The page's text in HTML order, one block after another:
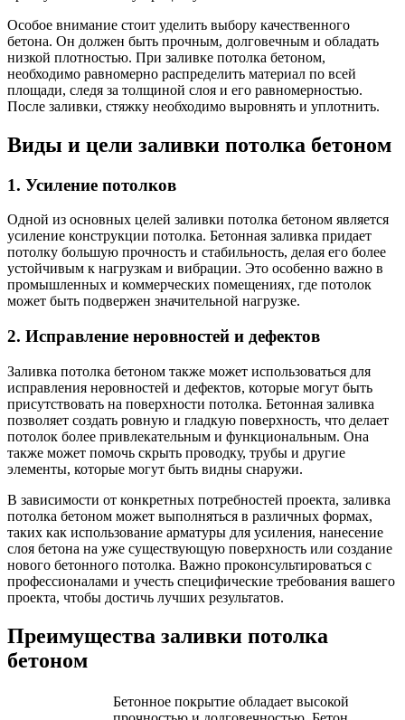
Особое внимание стоит уделить выбору качественного
бетона. Он должен быть прочным, долговечным и обладать
низкой плотностью. При заливке потолка бетоном,
необходимо равномерно распределить материал по всей
площади, следя за толщиной слоя и его равномерностью.
После заливки, стяжку необходимо выровнять и уплотнить.
Виды и цели заливки потолка бетоном
1. Усиление потолков
Одной из основных целей заливки потолка бетоном является
усиление конструкции потолка. Бетонная заливка придает
потолку большую прочность и стабильность, делая его более
устойчивым к нагрузкам и вибрации. Это особенно важно в
промышленных и коммерческих помещениях, где потолок
может быть подвержен значительной нагрузке.
2. Исправление неровностей и дефектов
Заливка потолка бетоном также может использоваться для
исправления неровностей и дефектов, которые могут быть
присутствовать на поверхности потолка. Бетонная заливка
позволяет создать ровную и гладкую поверхность, что делает
потолок более привлекательным и функциональным. Она
также может помочь скрыть проводку, трубы и другие
элементы, которые могут быть видны снаружи.
В зависимости от конкретных потребностей проекта, заливка
потолка бетоном может выполняться в различных формах,
таких как использование арматуры для усиления, нанесение
слоя бетона на уже существующую поверхность или создание
нового бетонного потолка. Важно проконсультироваться с
профессионалами и учесть специфические требования вашего
проекта, чтобы достичь лучших результатов.
Преимущества заливки потолка
бетоном
Бетонное покрытие обладает высокой